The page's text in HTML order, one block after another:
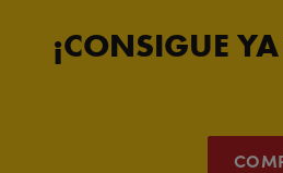
¡CONSIGUE